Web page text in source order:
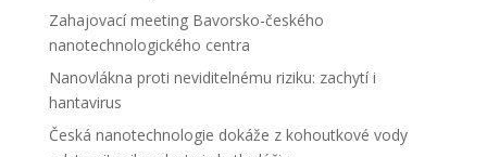
Zahajovací meeting Bavorsko-českého
nanotechnologického centra
Nanovlákna proti neviditelnému riziku: zachytí i
hantavirus
Česká nanotechnologie dokáže z kohoutkové vody